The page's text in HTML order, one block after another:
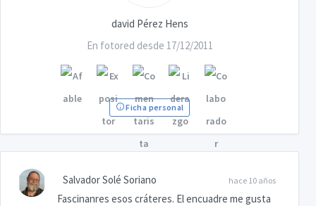
david Pérez Hens
En fotored desde 17/12/2011
Ficha personal
hace 10 años
Salvador Solé Soriano
Fascinanres esos cráteres. El encuadre me gusta